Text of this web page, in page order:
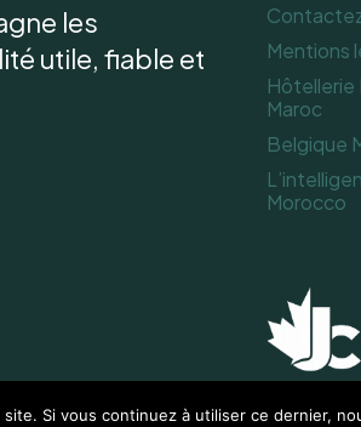
les
utile, fiable et
Mentions
Hôtellerie
Maroc
Belgique
Morocco
Si vous continuez à utiliser ce dernier,